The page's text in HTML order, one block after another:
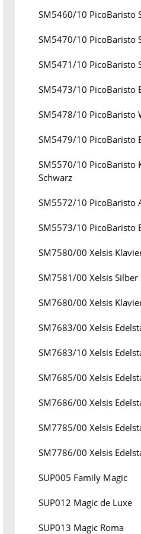
SM5460/10 PicoBaristo
SM5470/10 PicoBaristo
SM5471/10 PicoBaristo
SM5473/10 PicoBaristo
SM5478/10 PicoBaristo
SM5479/10 PicoBaristo
SM5570/10 PicoBaristo
Schwarz
SM5572/10 PicoBaristo
SM5573/10 PicoBaristo
SM7580/00 Xelsis
SM7581/00 Xelsis Silber
SM7680/00 Xelsis
SM7683/00 Xelsis
SM7683/10 Xelsis
SM7685/00 Xelsis
SM7686/00 Xelsis
SM7785/00 Xelsis
SM7786/00 Xelsis
SUP005 Family Magic
SUP012 Magic de Luxe
SUP013 Magic Roma